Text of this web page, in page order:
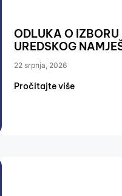
ODLUKA O
UREDSKOG
22 srpnja, 2026
Pročitajte više